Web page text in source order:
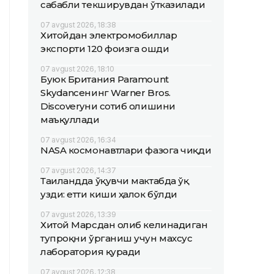
сабабли текширувдан ўтказилади
07 avgust 2026, 18:38
Хитойдан электромобиллар
экспорти 120 фоизга ошди
07 avgust 2026, 18:10
Буюк Британия Paramount
Skydanceнинг Warner Bros.
Discoveryни сотиб олишини
маъқуллади
07 avgust 2026, 16:34
NASA космонавтлари фазога чиқди
07 avgust 2026, 14:37
Таиландда ўқувчи мактабда ўқ
узди: етти киши ҳалок бўлди
07 avgust 2026, 13:39
Хитой Марсдан олиб келинадиган
тупроқни ўрганиш учун махсус
лаборатория қуради
07 avgust 2026, 12:38